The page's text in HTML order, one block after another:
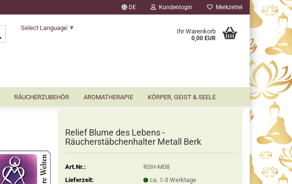
DE Kundenlogin Merkzettel
Suche...Select Language ▼ Ihr Warenkorb
0,00 EUR
RÄUCHERZUBEHÖR AROMATHERAPIE KÖRPER, GEIST & SEELE
Relief Blume des Lebens -
Räucherstäbchenhalter Metall Berk
Art.Nr.:
RSH-M08
Lieferzeit:
ca. 1-3 Werktage